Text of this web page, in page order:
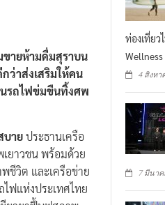
ายห้ามดื่มสุราบน
ว่าส่งเสริมให้คน
รถไฟข่มขืนทิ้งศพ
าย
ยาวชน พร้อมด้วย
วิต และเครือข่าย
ฟแห่งประเทศไทย
ยียวยาฟื้นฟูสภาพ
ท่องเที่ย
Wellness